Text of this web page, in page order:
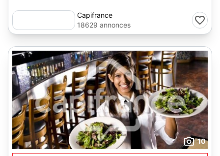
Capifrance
18629 annonces
10